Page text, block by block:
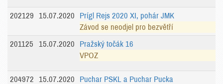
202129 15.07.2020
Prígl Rejs 2020 XI, pohár JMK
Závod se neodjel pro bezvětří
201125
15.07.2020
Pražský točák 16
VPOZ
204972 15.07.2020 Puchar PSKL a Puchar Pucka